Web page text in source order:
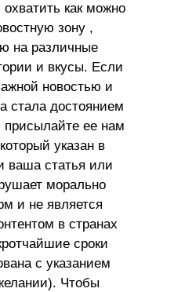
как можно
зону ,
на различные
и вкусы. Если
новостью и
стала достоянием
присылайте ее нам
указан в
ваша статья или
морально
и не является
в странах
сроки
с указанием
Чтобы